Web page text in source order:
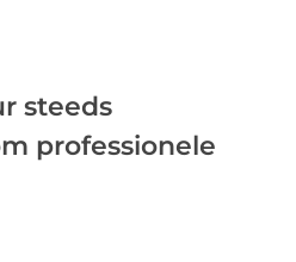
steeds
professionele